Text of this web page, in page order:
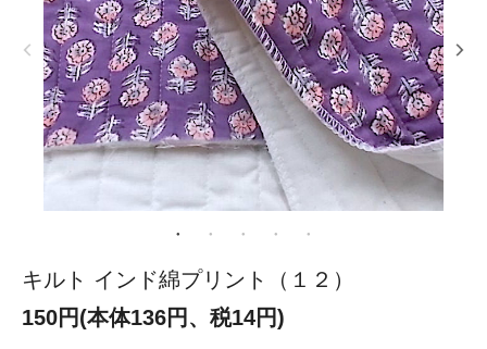
キルト インド綿プリント（１２）
150円(本体136円、税14円)